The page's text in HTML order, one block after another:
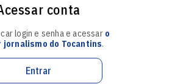
ser feitas pelo site www.go.senac.br
unidades do Senac. As aulas
a partir da formação de
serão realizadas à distância.
conta
login e senha e acessar o
jornalismo do Tocantins.
Entrar